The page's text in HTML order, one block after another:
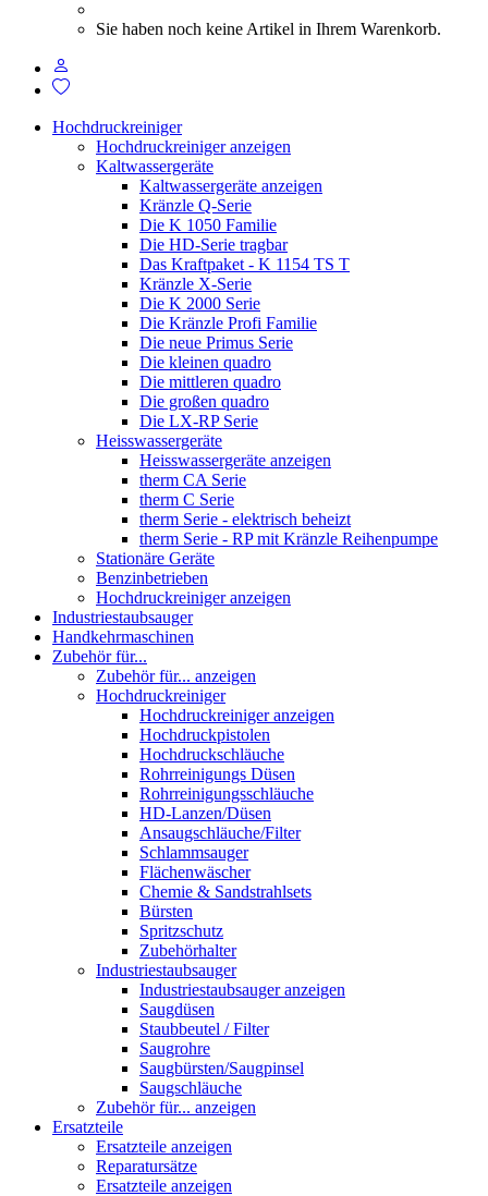
Sie haben noch keine Artikel in Ihrem Warenkorb.
Hochdruckreiniger
Hochdruckreiniger anzeigen
Kaltwassergeräte
Kaltwassergeräte anzeigen
Kränzle Q-Serie
Die K 1050 Familie
Die HD-Serie tragbar
Das Kraftpaket - K 1154 TS T
Kränzle X-Serie
Die K 2000 Serie
Die Kränzle Profi Familie
Die neue Primus Serie
Die kleinen quadro
Die mittleren quadro
Die großen quadro
Die LX-RP Serie
Heisswassergeräte
Heisswassergeräte anzeigen
therm CA Serie
therm C Serie
therm Serie - elektrisch beheizt
therm Serie - RP mit Kränzle Reihenpumpe
Stationäre Geräte
Benzinbetrieben
Hochdruckreiniger anzeigen
Industriestaubsauger
Handkehrmaschinen
Zubehör für...
Zubehör für... anzeigen
Hochdruckreiniger
Hochdruckreiniger anzeigen
Hochdruckpistolen
Hochdruckschläuche
Rohrreinigungs Düsen
Rohrreinigungsschläuche
HD-Lanzen/Düsen
Ansaugschläuche/Filter
Schlammsauger
Flächenwäscher
Chemie & Sandstrahlsets
Bürsten
Spritzschutz
Zubehörhalter
Industriestaubsauger
Industriestaubsauger anzeigen
Saugdüsen
Staubbeutel / Filter
Saugrohre
Saugbürsten/Saugpinsel
Saugschläuche
Zubehör für... anzeigen
Ersatzteile
Ersatzteile anzeigen
Reparatursätze
Ersatzteile anzeigen